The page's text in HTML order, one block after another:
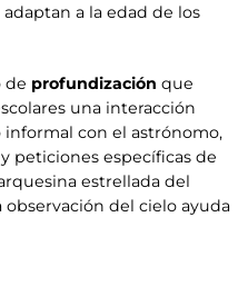
a la edad de los
de profundización que
una interacción
con el astrónomo,
peticiones específicas de
estrellada del
del cielo ayuda